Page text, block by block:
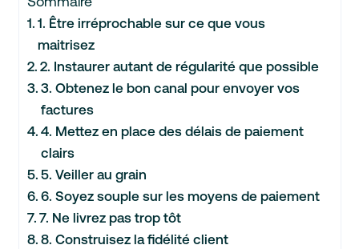
1. Être irréprochable sur ce que vous
maitrisez
2. Instaurer autant de régularité que possible
3. Obtenez le bon canal pour envoyer vos
factures
4. Mettez en place des délais de paiement
clairs
5. Veiller au grain
6. Soyez souple sur les moyens de paiement
7. Ne livrez pas trop tôt
8. Construisez la fidélité client